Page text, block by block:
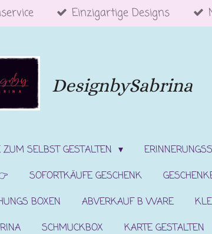
Einzigartige Designs
DesignbySabrina
SELBST GESTALTEN
SOFORTKÄUFE GESCHENK
BOXEN ABVERKAUF B WARE
SCHMUCKBOX KARTE GESTALTEN